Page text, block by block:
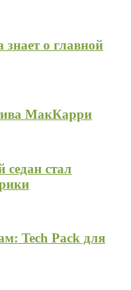
знает о главной
МакКарри
стал
Tech Pack для